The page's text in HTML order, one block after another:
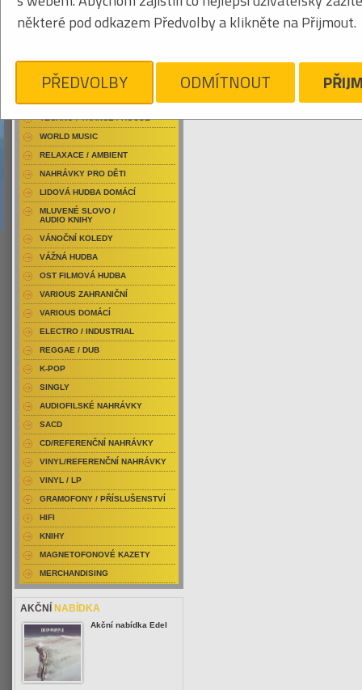
WASHINGTON DINAH
Je nám líto, ale pro daný žánr/kategorii
RAP / HIP HOP DOMÁCÍ
RAP / HIP HOP ZAHRANIČNÍ
DVD / HUDBA
PUNK / HARDCORE
TECHNO / TRANCE / HOUSE
WORLD MUSIC
RELAXACE / AMBIENT
NAHRÁVKY PRO DĚTI
LIDOVÁ HUDBA DOMÁCÍ
MLUVENÉ SLOVO /
AUDIO KNIHY
VÁNOČNÍ KOLEDY
VÁŽNÁ HUDBA
OST FILMOVÁ HUDBA
VARIOUS ZAHRANIČNÍ
VARIOUS DOMÁCÍ
ELECTRO / INDUSTRIAL
REGGAE / DUB
K-POP
SINGLY
AUDIOFILSKÉ NAHRÁVKY
SACD
CD/REFERENČNÍ NAHRÁVKY
VINYL/REFERENČNÍ NAHRÁVKY
VINYL / LP
GRAMOFONY / PŘÍSLUŠENSTVÍ
HIFI
KNIHY
MAGNETOFONOVÉ KAZETY
MERCHANDISING
AKČNÍ NABÍDKA
Akční nabídka Edel
některé pod odkazem Předvolby a klikněte na Přijmout.
PŘEDVOLBY ODMÍTNOUT